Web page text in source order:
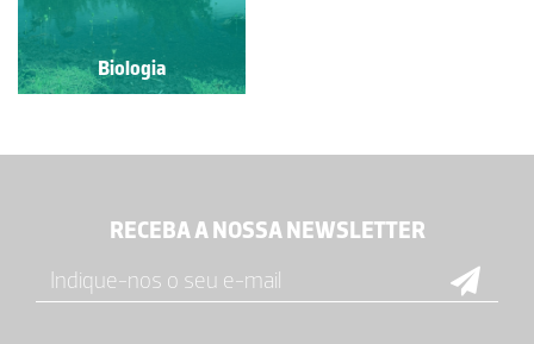
Biologia
RECEBA A NOSSA NEWSLETTER